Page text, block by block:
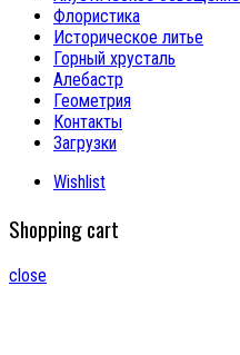
Флористика
Историческое литье
Горный хрусталь
Алебастр
Геометрия
Контакты
Загрузки
Wishlist
Shopping cart
close